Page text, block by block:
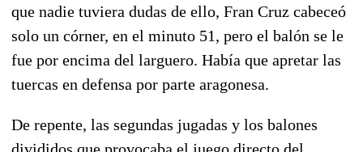
que nadie tuviera dudas de ello, Fran Cruz cabeceó
solo un córner, en el minuto 51, pero el balón se le
fue por encima del larguero. Había que apretar las
tuercas en defensa por parte aragonesa.
De repente, las segundas jugadas y los balones
divididos que provocaba el juego directo del